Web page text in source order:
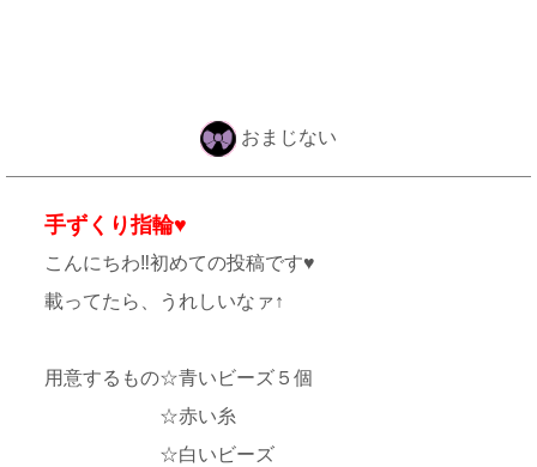
おまじない
手ずくり指輪♥
こんにちわ‼初めての投稿です♥
載ってたら、うれしいなァ↑
用意するもの☆青いビーズ５個
☆赤い糸
☆白いビーズ